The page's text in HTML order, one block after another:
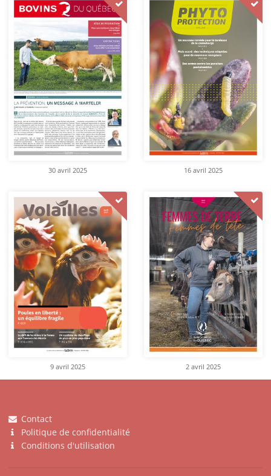
30 avril 2025 16 avril 2025
9 avril 2025 2 avril 2025
Contact
Politique de confidentialité
Conditions d'utilisation